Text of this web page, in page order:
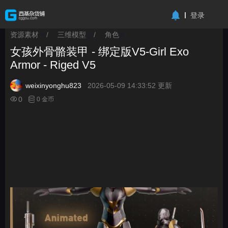
登录
资源素材 / 三维模型 / 角色
女孩外骨骼装甲 - 绑定版V5-Girl Exo
Armor - Riged V5
weixinyonghu823
2026-05-09 14:33:52 更新
0
0 金币